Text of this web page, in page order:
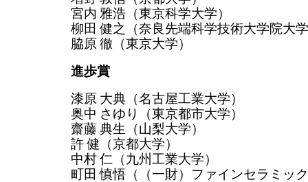
宮内 雅浩（東京科学大学）
柳田 健之（奈良先端科学技術大学院大学
脇原 徹（東京大学）
進歩賞
漆原 大典（名古屋工業大学）
奥中 さゆり（東京都市大学）
齋藤 典生（山梨大学）
許 健（京都大学）
中村 仁（九州工業大学）
町田 慎悟（（一財）ファインセラミック